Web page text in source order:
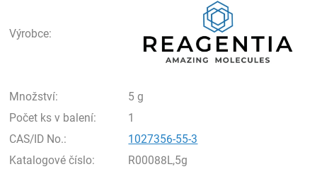
Výrobce:
Množství:
5 g
Počet ks v balení:
1
CAS/ID No.:
1027356-55-3
Katalogové číslo:
R00088L,5g